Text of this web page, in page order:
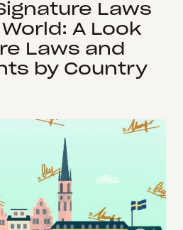
Laws
A Look
Laws and
by Country